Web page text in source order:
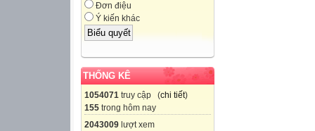
Đơn điệu
Ý kiến khác
THỐNG KÊ
1054071 truy cập (chi tiết)
155 trong hôm nay
2043009 lượt xem